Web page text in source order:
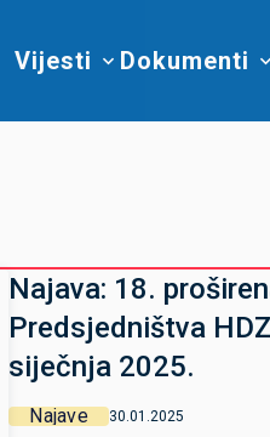
Vijesti Dokumenti
Najava: 18.
Predsjedništva
siječnja 2025.
Najave 30.01.2025